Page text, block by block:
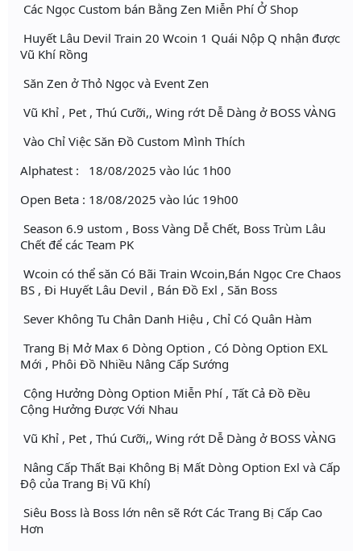
Các Ngọc Custom bán Bằng Zen Miễn Phí Ở Shop
Huyết Lâu Devil Train 20 Wcoin 1 Quái Nộp Q nhận được
Vũ Khí Rồng
Săn Zen ở Thỏ Ngọc và Event Zen
Vũ Khỉ , Pet , Thú Cưỡi,, Wing rớt Dễ Dàng ở BOSS VÀNG
Vào Chỉ Việc Săn Đồ Custom Mình Thích
Alphatest : 18/08/2025 vào lúc 1h00
Open Beta : 18/08/2025 vào lúc 19h00
Season 6.9 ustom , Boss Vàng Dễ Chết, Boss Trùm Lâu
Chết để các Team PK
Wcoin có thể săn Có Bãi Train Wcoin,Bán Ngọc Cre Chaos
BS , Đi Huyết Lâu Devil , Bán Đồ Exl , Săn Boss
Sever Không Tu Chân Danh Hiệu , Chỉ Có Quân Hàm
Trang Bị Mở Max 6 Dòng Option , Có Dòng Option EXL
Mới , Phôi Đồ Nhiều Nâng Cấp Sướng
Cộng Hưởng Dòng Option Miễn Phí , Tất Cả Đồ Đều
Cộng Hưởng Được Với Nhau
Vũ Khỉ , Pet , Thú Cưỡi,, Wing rớt Dễ Dàng ở BOSS VÀNG
Nâng Cấp Thất Bại Không Bị Mất Dòng Option Exl và Cấp
Độ của Trang Bị Vũ Khí)
Siêu Boss là Boss lớn nên sẽ Rớt Các Trang Bị Cấp Cao
Hơn